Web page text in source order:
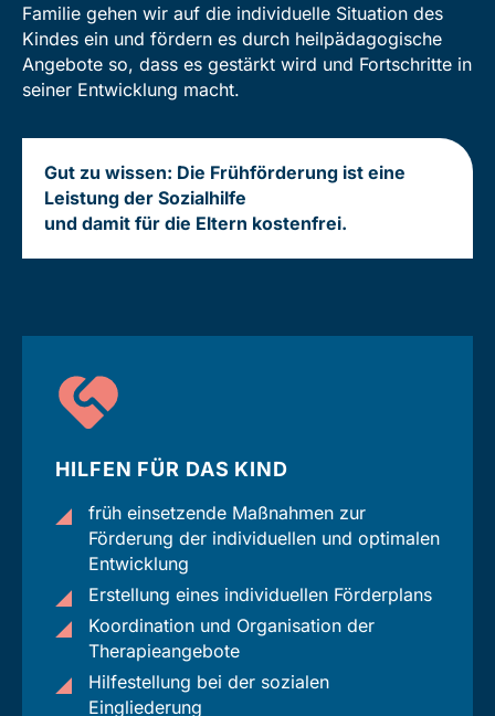
Familie gehen wir auf die individuelle Situation des
Kindes ein und fördern es durch heilpädagogische
Angebote so, dass es gestärkt wird und Fortschritte in
seiner Entwicklung macht.
Gut zu wissen: Die Frühförderung ist eine
Leistung der Sozialhilfe
und damit für die Eltern kostenfrei.
HILFEN FÜR DAS KIND
früh einsetzende Maßnahmen zur
Förderung der individuellen und optimalen
Entwicklung
Erstellung eines individuellen Förderplans
Koordination und Organisation der
Therapieangebote
Hilfestellung bei der sozialen
Eingliederung